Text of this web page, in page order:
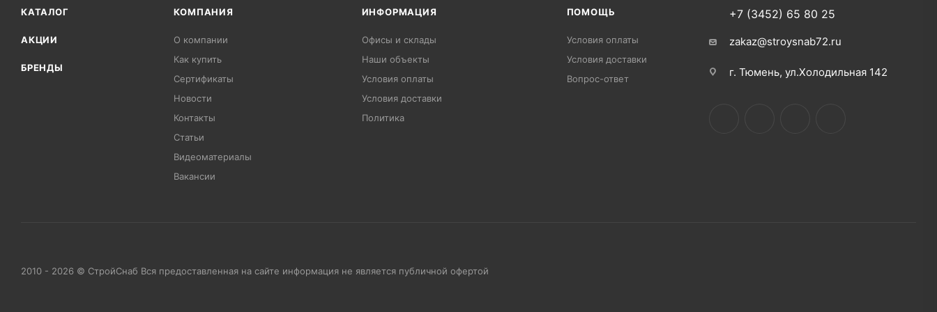
КАТАЛОГ
АКЦИИ
БРЕНДЫ
КОМПАНИЯ
О компании
Как купить
Сертификаты
Новости
Контакты
Статьи
Видеоматериалы
Вакансии
ИНФОРМАЦИЯ
Офисы и склады
Наши объекты
Условия оплаты
Условия доставки
Политика
ПОМОЩЬ
Условия оплаты
Условия доставки
Вопрос-ответ
+7 (3452) 65 80 25
zakaz@stroysnab72.ru
г. Тюмень, ул.Холодильная 142
2010 - 2026 © СтройСнаб Вся предоставленная на сайте информация не является публичной офертой